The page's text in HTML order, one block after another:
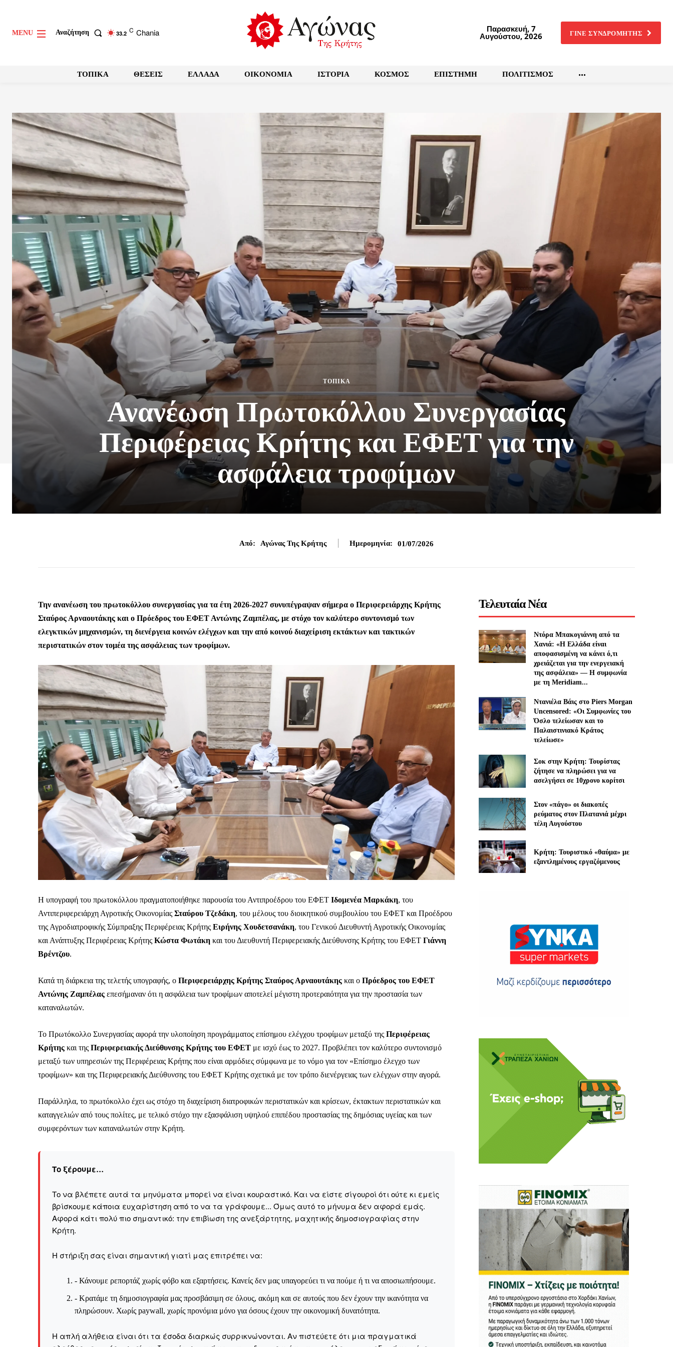
Καθημερινή Μαχητική
Ποιοι είμαστε
Στείλτε το άρθρο σας | Κάντε μια δωρεά
πολύ πιο σημαντικό: την επιβίωση της ανεξάρτητης, μαχητικής δημοσιογραφίας στην Kρήτη.
Η στήριξη σας είναι σημαντική γιατί μας επιτρέπει να:
- Κάνουμε ρεπορτάζ χωρίς φόβο και εξαρτήσεις. Κανείς δεν μας υπαγορεύει τι να πούμε ή τι να
- Κρατάμε τη δημοσιογραφία μας προσβάσιμη σε όλους, ακόμη και σε αυτούς που δεν έχουν την
ικανότητα να πληρώσουν. Χωρίς paywall, χωρίς προνόμια μόνο για όσους έχουν την οικονομική δυνατότητα.
Η απλή αλήθεια είναι ότι τα έσοδα διαρκώς συρρικνώνονται. Αν πιστεύετε ότι μια πραγματικά ελεύθερη
ενημέρωση είναι ζωτικής σημασίας για τη δημοκρατία και τον έλεγχο της εξουσίας, τότε δώστε μας τη δύναμη
να συνεχίσουμε.
Γίνε συνδρομητής
MENU Αναζήτηση 33.2 C Chania Παρασκευή, 7
Αυγούστου, 2026 ΓΙΝΕ ΣΥΝΔΡΟΜΗΤΗΣ
ΤΟΠΙΚΑ ΘΕΣΕΙΣ ΕΛΛΑΔΑ OIKONOMIA ΙΣΤΟΡΙΑ ΚΟΣΜΟΣ ΕΠΙΣΤΗΜΗ ΠΟΛΙΤΙΣΜΟΣ
ΤΟΠΙΚΑ
Ανανέωση Πρωτοκόλλου Συνεργασίας
Περιφέρειας Κρήτης και ΕΦΕΤ για την
ασφάλεια τροφίμων
Από: Αγώνας Της Κρήτης Ημερομηνία: 01/07/2026
Την ανανέωση του πρωτοκόλλου συνεργασίας για τα έτη 2026-2027 συνυπέγραψαν σήμερα ο Περιφερειάρχης Κρήτης
Σταύρος Αρναουτάκης και ο Πρόεδρος του ΕΦΕΤ Αντώνης Ζαμπέλας, με στόχο τον καλύτερο συντονισμό των
ελεγκτικών μηχανισμών, τη διενέργεια κοινών ελέγχων και την από κοινού διαχείριση εκτάκτων και τακτικών
περιστατικών στον τομέα της ασφάλειας των τροφίμων.
Η υπογραφή του πρωτοκόλλου πραγματοποιήθηκε παρουσία του Αντιπροέδρου του ΕΦΕΤ Ιδομενέα Μαρκάκη, του
Αντιπεριφερειάρχη Αγροτικής Οικονομίας Σταύρου Τζεδάκη, του μέλους του διοικητικού συμβουλίου του ΕΦΕΤ και Προέδρου
της Αγροδιατροφικής Σύμπραξης Περιφέρειας Κρήτης Ειρήνης Χουδετσανάκη, του Γενικού Διευθυντή Αγροτικής Οικονομίας
και Ανάπτυξης Περιφέρειας Κρήτης Κώστα Φωτάκη και του Διευθυντή Περιφερειακής Διεύθυνσης Κρήτης του ΕΦΕΤ Γιάννη
Βρέντζου.
Κατά τη διάρκεια της τελετής υπογραφής, ο Περιφερειάρχης Κρήτης Σταύρος Αρναουτάκης και ο Πρόεδρος του ΕΦΕΤ
Αντώνης Ζαμπέλας επεσήμαναν ότι η ασφάλεια των τροφίμων αποτελεί μέγιστη προτεραιότητα για την προστασία των
καταναλωτών.
Το Πρωτόκολλο Συνεργασίας αφορά την υλοποίηση προγράμματος επίσημου ελέγχου τροφίμων μεταξύ της Περιφέρειας
Κρήτης και της Περιφερειακής Διεύθυνσης Κρήτης του ΕΦΕΤ με ισχύ έως το 2027. Προβλέπει τον καλύτερο συντονισμό
μεταξύ των υπηρεσιών της Περιφέρειας Κρήτης που είναι αρμόδιες σύμφωνα με το νόμο για τον «Επίσημο έλεγχο των
τροφίμων» και της Περιφερειακής Διεύθυνσης του ΕΦΕΤ Κρήτης σχετικά με τον τρόπο διενέργειας των ελέγχων στην αγορά.
Παράλληλα, το πρωτόκολλο έχει ως στόχο τη διαχείριση διατροφικών περιστατικών και κρίσεων, έκτακτων περιστατικών και
καταγγελιών από τους πολίτες, με τελικό στόχο την εξασφάλιση υψηλού επιπέδου προστασίας της δημόσιας υγείας και των
συμφερόντων των καταναλωτών στην Κρήτη.
Το ξέρουμε…
Το να βλέπετε αυτά τα μηνύματα μπορεί να είναι κουραστικό. Και να είστε σίγουροί ότι ούτε κι εμείς
βρίσκουμε κάποια ευχαρίστηση από το να τα γράφουμε... Όμως αυτό το μήνυμα δεν αφορά εμάς.
Αφορά κάτι πολύ πιο σημαντικό: την επιβίωση της ανεξάρτητης, μαχητικής δημοσιογραφίας στην
Kρήτη.
Η στήριξη σας είναι σημαντική γιατί μας επιτρέπει να:
- Κάνουμε ρεπορτάζ χωρίς φόβο και εξαρτήσεις. Κανείς δεν μας υπαγορεύει τι να πούμε ή τι να αποσιωπήσουμε.
- Κρατάμε τη δημοσιογραφία μας προσβάσιμη σε όλους, ακόμη και σε αυτούς που δεν έχουν την ικανότητα να
πληρώσουν. Χωρίς paywall, χωρίς προνόμια μόνο για όσους έχουν την οικονομική δυνατότητα.
Η απλή αλήθεια είναι ότι τα έσοδα διαρκώς συρρικνώνονται. Αν πιστεύετε ότι μια πραγματικά
Τελευταία Νέα
Ντόρα Μπακογιάννη από τα
Χανιά: «Η Ελλάδα είναι
αποφασισμένη να κάνει ό,τι
χρειάζεται για την ενεργειακή
της ασφάλεια» — Η συμφωνία
με τη Meridiam...
Ντανιέλα Βάις στο Piers Morgan
Uncensored: «Οι Συμφωνίες του
Όσλο τελείωσαν και το
Παλαιστινιακό Κράτος
τελείωσε»
Σοκ στην Κρήτη: Τουρίστας
ζήτησε να πληρώσει για να
ασελγήσει σε 10χρονο κορίτσι
Στον «πάγο» οι διακοπές
ρεύματος στον Πλατανιά μέχρι
τέλη Αυγούστου
Κρήτη: Τουριστικό «θαύμα» με
εξαντλημένους εργαζόμενους